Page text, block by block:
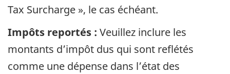
Tax Surcharge », le cas échéant.
Impôts reportés : Veuillez inclure les
montants d’impôt dus qui sont reflétés
comme une dépense dans l’état des